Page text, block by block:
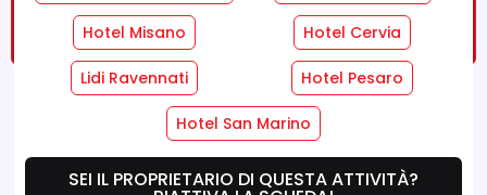
Hotel Misano Hotel Cervia
Lidi Ravennati Hotel Pesaro
Hotel San Marino
SEI IL PROPRIETARIO DI QUESTA ATTIVITÀ?
RICHIEDI UN PREVENTIVO GRATUITO SENZA
Servizi Hotel Servizi Camere
Dove Siamo Offerte